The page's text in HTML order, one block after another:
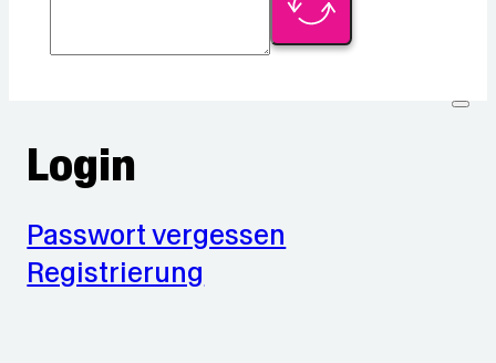
Login
Passwort vergessen
Registrierung